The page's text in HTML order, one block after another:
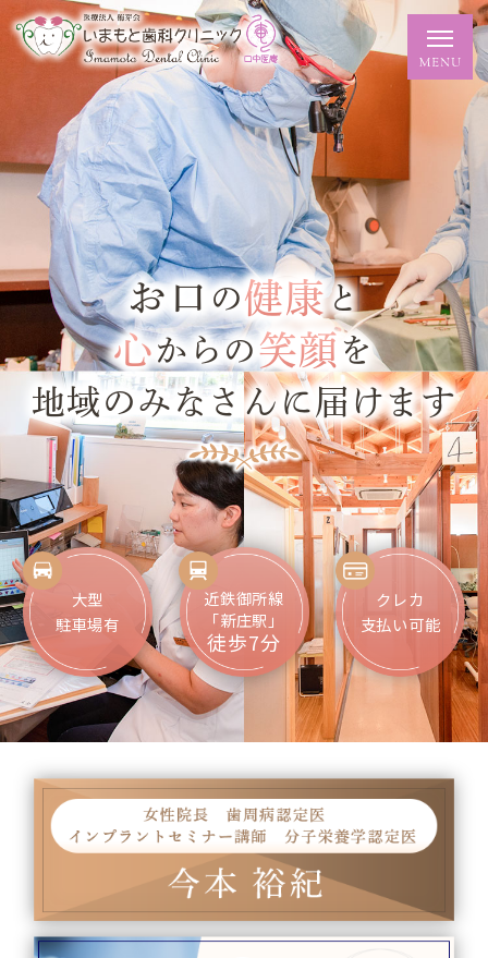
お口の健康と
心からの 笑顔 を
地域のみなさんに届けます
大型
駐車場有
近鉄御所線
「新庄駅」
徒歩7分
クレカ
支払い可能